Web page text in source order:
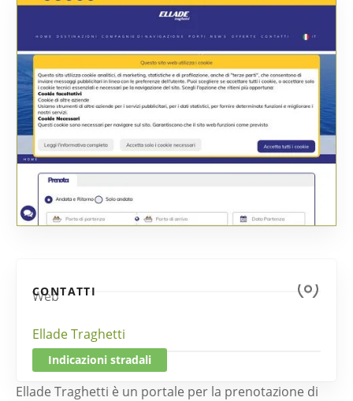
CONTATTI
Web
Ellade Traghetti
Indicazioni stradali
Ellade Traghetti è un portale per la prenotazione di